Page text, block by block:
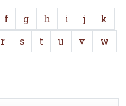
f g h i j
k
r s t u v
w